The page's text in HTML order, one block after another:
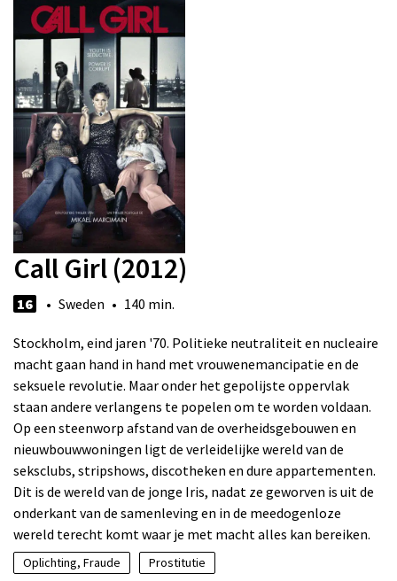
Call Girl (2012)
16 • Sweden • 140 min.
Stockholm, eind jaren '70. Politieke neutraliteit en nucleaire
macht gaan hand in hand met vrouwenemancipatie en de
seksuele revolutie. Maar onder het gepolijste oppervlak
staan andere verlangens te popelen om te worden voldaan.
Op een steenworp afstand van de overheidsgebouwen en
nieuwbouwwoningen ligt de verleidelijke wereld van de
seksclubs, stripshows, discotheken en dure appartementen.
Dit is de wereld van de jonge Iris, nadat ze geworven is uit de
onderkant van de samenleving en in de meedogenloze
wereld terecht komt waar je met macht alles kan bereiken.
Oplichting, Fraude Prostitutie